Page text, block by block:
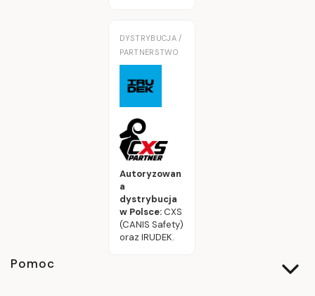
DYSTRYBUCJA /
PARTNERSTWO
Autoryzowan
a
dystrybucja
w Polsce:CXS
(CANIS Safety)
oraz IRUDEK.
Linki w stopce
Pomoc